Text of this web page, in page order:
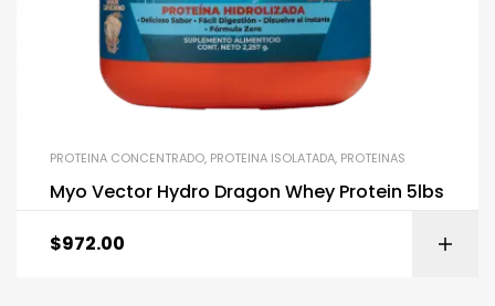
PROTEINA CONCENTRADO, PROTEINA ISOLATADA, PROTEINAS
Myo Vector Hydro Dragon Whey Protein 5lbs
$972.00